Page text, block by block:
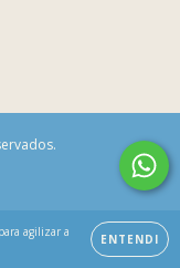
para agilizar a
ENTENDI